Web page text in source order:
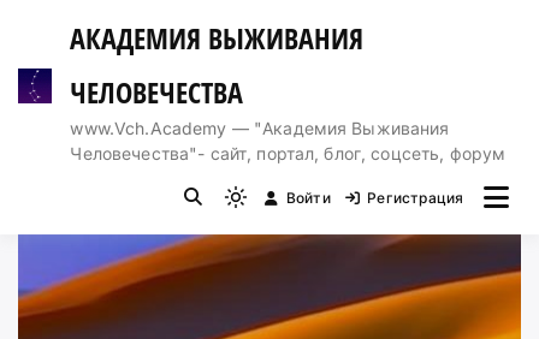
содержимому
АКАДЕМИЯ ВЫЖИВАНИЯ
ЧЕЛОВЕЧЕСТВА
www.Vch.Academy — "Академия Выживания
Человечества"- сайт, портал, блог, соцсеть, форум
Light
mode
switch
Войти Регистрация